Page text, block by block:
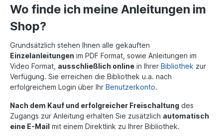
Wo finde ich meine Anleitungen im
Shop?
Grundsätzlich stehen Ihnen alle gekauften
Einzelanleitungen im PDF Format, sowie Anleitungen im
Video Format, ausschließlich online in Ihrer Bibliothek zur
Verfügung. Sie erreichen die Bibliothek u.a. nach
erfolgreichem Login über Ihr Benutzerkonto.
Nach dem Kauf und erfolgreicher Freischaltung des
Zugangs zur Anleitung erhalten Sie zusätzlich automatisch
eine E-Mail mit einem Direktlink zu Ihrer Bibliothek.